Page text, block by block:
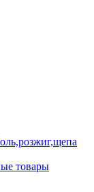
товары